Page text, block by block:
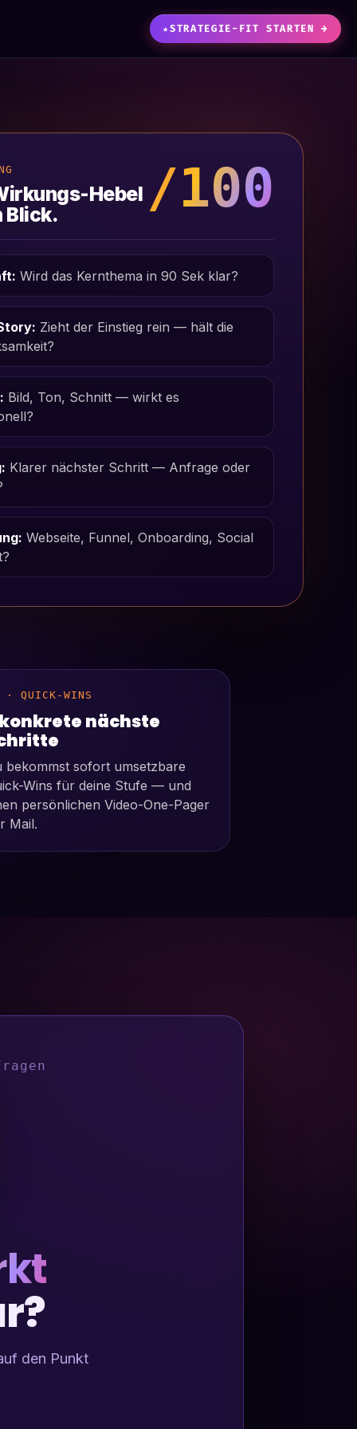
★STRATEGIE-FIT STARTEN →
Hebel
Blick.
/100
Wird das Kernthema in 90 Sek klar?
Zieht der Einstieg rein — hält die
Bild, Ton, Schnitt — wirkt es
Klarer nächster Schritt — Anfrage oder
Webseite, Funnel, Onboarding, Social
· QUICK-WINS
nächste
bekommst sofort umsetzbare
Wins für deine Stufe — und
persönlichen Video-One-Pager
Mail.
den Punkt